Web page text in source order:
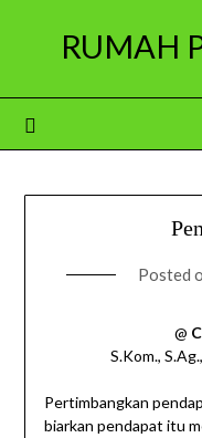
RUMAH
Posted
@
S.Kom.,
Pertimbangkan
biarkan pendapat itu